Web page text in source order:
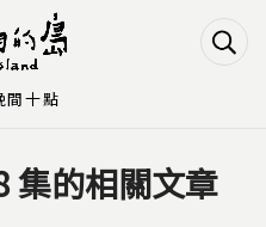
content
集的相關文章
間十點